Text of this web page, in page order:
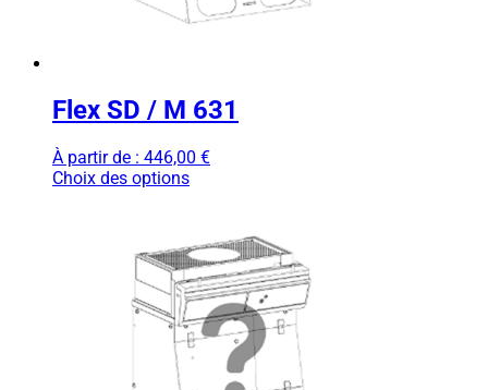
Flex SD / M 631
À partir de : 446,00 €
Choix des options